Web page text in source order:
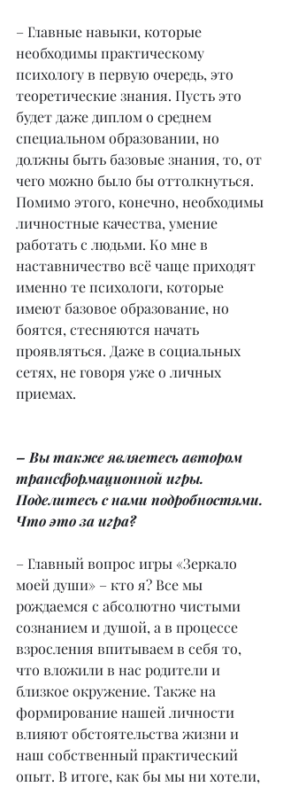
– Главные навыки, которые
необходимы практическому
психологу в первую очередь, это
теоретические знания. Пусть это
будет даже диплом о среднем
специальном образовании, но
должны быть базовые знания, то, от
чего можно было бы оттолкнуться.
Помимо этого, конечно, необходимы
личностные качества, умение
работать с людьми. Ко мне в
наставничество всё чаще приходят
именно те психологи, которые
имеют базовое образование, но
боятся, стесняются начать
проявляться. Даже в социальных
сетях, не говоря уже о личных
приемах.
– Вы также являетесь автором
трансформационной игры.
Поделитесь с нами подробностями.
Что это за игра?
– Главный вопрос игры «Зеркало
моей души» – кто я? Все мы
рождаемся с абсолютно чистыми
сознанием и душой, а в процессе
взросления впитываем в себя то,
что вложили в нас родители и
близкое окружение. Также на
формирование нашей личности
влияют обстоятельства жизни и
наш собственный практический
опыт. В итоге, как бы мы ни хотели,